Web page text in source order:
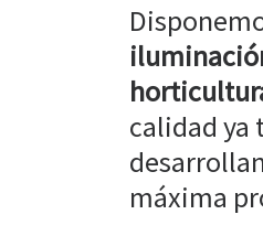
calidad ya
máxima